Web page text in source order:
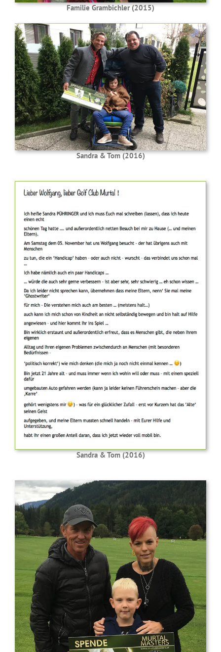
Familie Grambichler (2015)
Sandra & Tom (2016)
Sandra & Tom (2016)